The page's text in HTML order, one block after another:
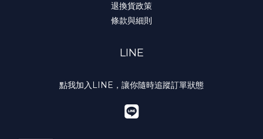
退換貨政策
條款與細則
LINE
點我加入LINE，讓你隨時追蹤訂單狀態